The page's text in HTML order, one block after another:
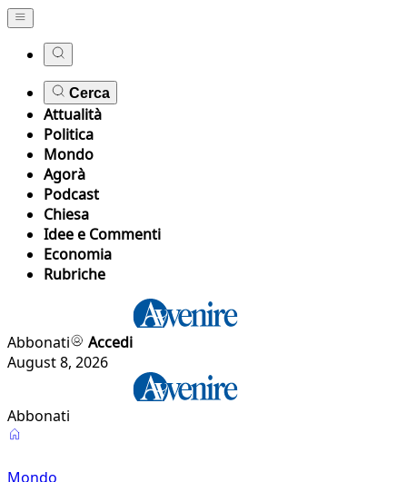
Cerca
Attualità
Politica
Mondo
Agorà
Podcast
Chiesa
Idee e Commenti
Economia
Rubriche
Abbonati
Accedi
August 8, 2026
Abbonati
Mondo